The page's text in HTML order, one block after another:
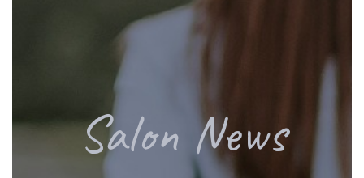
Salon News